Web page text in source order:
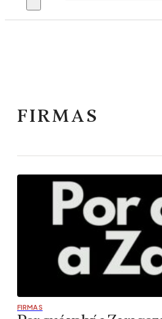
FIRMAS
FIRMAS